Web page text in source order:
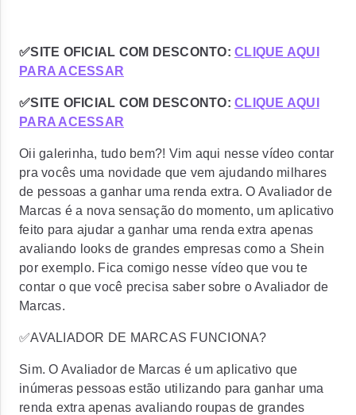
✅SITE OFICIAL COM DESCONTO: CLIQUE AQUI
PARA ACESSAR
✅SITE OFICIAL COM DESCONTO: CLIQUE AQUI
PARA ACESSAR
Oii galerinha, tudo bem?! Vim aqui nesse vídeo contar
pra vocês uma novidade que vem ajudando milhares
de pessoas a ganhar uma renda extra. O Avaliador de
Marcas é a nova sensação do momento, um aplicativo
feito para ajudar a ganhar uma renda extra apenas
avaliando looks de grandes empresas como a Shein
por exemplo. Fica comigo nesse vídeo que vou te
contar o que você precisa saber sobre o Avaliador de
Marcas.
✅AVALIADOR DE MARCAS FUNCIONA?
Sim. O Avaliador de Marcas é um aplicativo que
inúmeras pessoas estão utilizando para ganhar uma
renda extra apenas avaliando roupas de grandes